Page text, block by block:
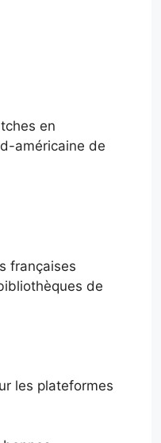
en
américaine de
françaises
de
les plateformes